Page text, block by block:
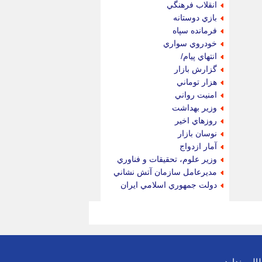
انقلاب فرهنگي
بازي دوستانه
فرمانده سپاه
خودروي سواري
انتهاي پيام/
گزارش بازار
هزار توماني
امنيت رواني
وزير بهداشت
روزهاي اخير
نوسان بازار
آمار ازدواج
وزير علوم، تحقيقات و فناوري
مديرعامل سازمان آتش نشاني
دولت جمهوري اسلامي ايران